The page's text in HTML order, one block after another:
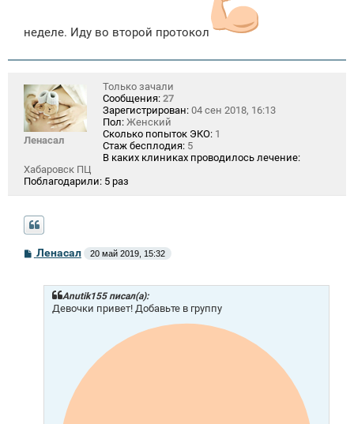
неделе. Иду во второй протокол
Ленасал
Только зачали
Сообщения: 27
Зарегистрирован: 04 сен 2018, 16:13
Пол: Женский
Сколько попыток ЭКО: 1
Стаж бесплодия: 5
В каких клиниках проводилось лечение:
Хабаровск ПЦ
Поблагодарили: 5 раз
С
о
Ленасал 20 май 2019, 15:32
Anutik155 писал(а):
Девочки привет! Добавьте в группу